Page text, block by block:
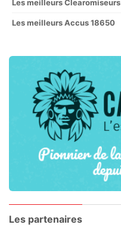
Les meilleurs Clearomiseurs
Les meilleurs Accus 18650
Les partenaires